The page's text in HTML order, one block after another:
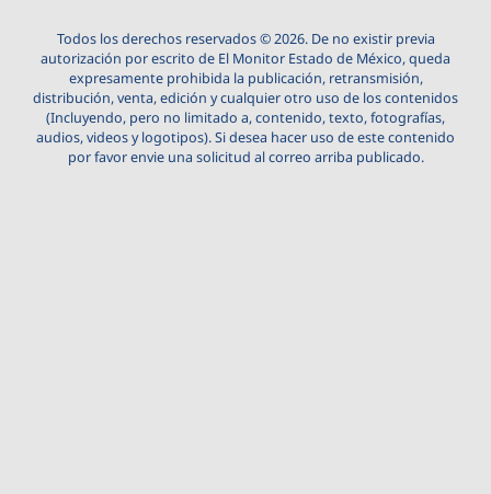
Todos los derechos reservados © 2026. De no existir previa
autorización por escrito de El Monitor Estado de México, queda
expresamente prohibida la publicación, retransmisión,
distribución, venta, edición y cualquier otro uso de los contenidos
(Incluyendo, pero no limitado a, contenido, texto, fotografías,
audios, videos y logotipos). Si desea hacer uso de este contenido
por favor envie una solicitud al correo arriba publicado.